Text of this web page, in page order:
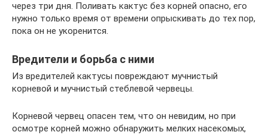
через три дня. Поливать кактус без корней опасно, его
нужно только время от времени опрыскивать до тех пор,
пока он не укоренится.
Вредители и борьба с ними
Из вредителей кактусы повреждают мучнистый
корневой и мучнистый стеблевой червецы.
Корневой червец опасен тем, что он невидим, но при
осмотре корней можно обнаружить мелких насекомых,